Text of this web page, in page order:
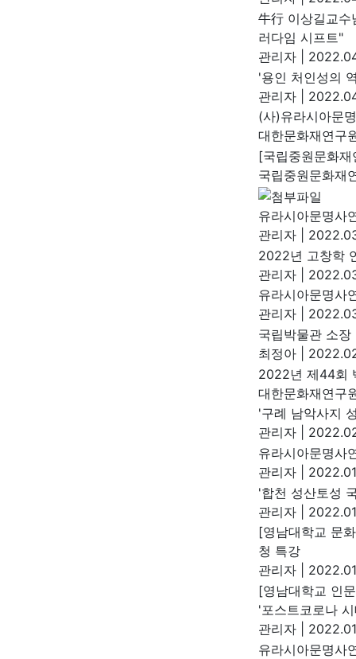
牛行 이상길교
러다임 시프트"
관리자
'용인 처인성의
관리자
(사)유라시아문
대한문화재연구
[국립중원문화
국립중원문화재
유라시아문명사
관리자
2022년 고창학
관리자
유라시아문명사
관리자
국립박물관 소
최정아
2022년 제44회
대한문화재연구
'구례 남악사지
관리자
유라시아문명사
관리자
'합천 성산토성
관리자
[영남대학교 문
청 특강
관리자
[영남대학교 인
'포스트코로나
관리자
유라시아문명사